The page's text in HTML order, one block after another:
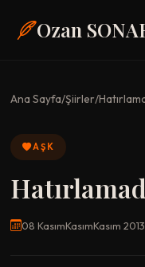
Ozan
Ana Sayfa/Şiirler/
AŞK
08 KasımKasımKasım 2013